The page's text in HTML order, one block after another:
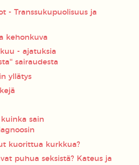
- Transsukupuolisuus ja
kehonkuva
- ajatuksia
sairaudesta
yllätys
sain
kuorittua kurkkua?
puhua seksistä? Kateus ja